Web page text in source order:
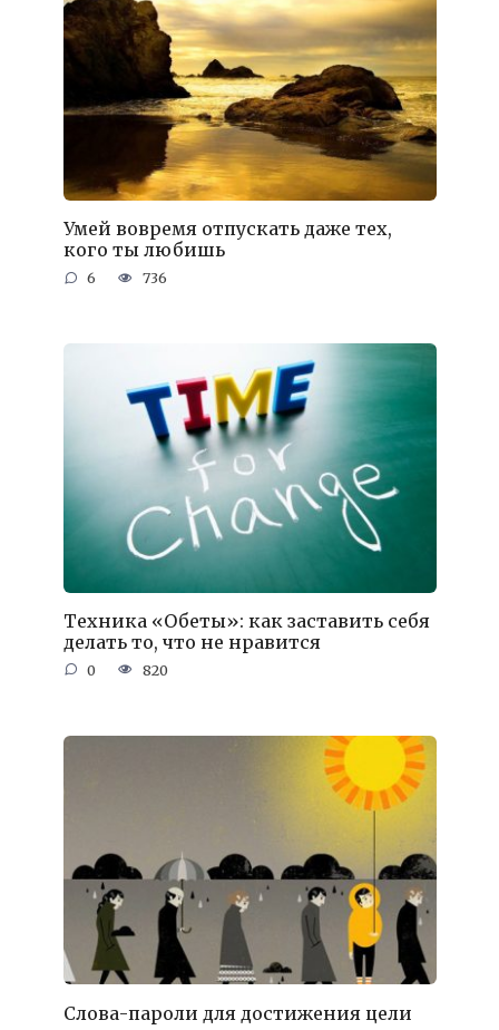
Умей вовремя отпускать даже тех,
кого ты любишь
6 736
Техника «Обеты»: как заставить себя
делать то, что не нравится
0 820
Слова-пароли для достижения цели